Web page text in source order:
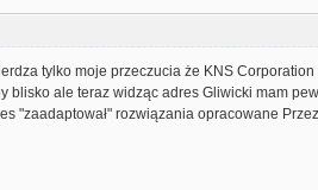
tylko moje przeczucia że KNS
ale teraz widząc adres Gliwicki mam
"zaadaptował" rozwiązania opracowane